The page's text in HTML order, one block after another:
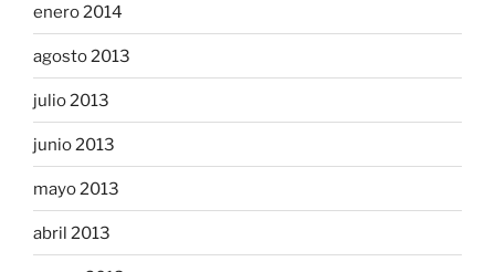
enero 2014
agosto 2013
julio 2013
junio 2013
mayo 2013
abril 2013